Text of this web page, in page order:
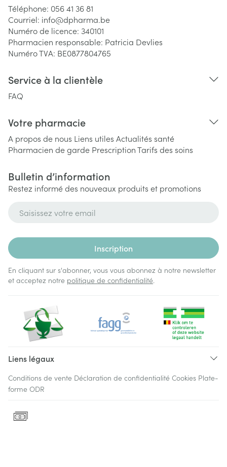
Téléphone: 056 41 36 81
Courriel: info@dpharma.be
Numéro de licence: 340101
Pharmacien responsable: Patricia Devlies
Numéro TVA: BE0877804765
Service à la clientèle
FAQ
Votre pharmacie
A propos de nous Liens utiles Actualités santé
Pharmacien de garde PrescriptionTarifs des soins
Bulletin d’information
Restez informé des nouveaux produits et promotions
Inscription
En cliquant sur s'abonner, vous vous abonnez à notre newsletter
et acceptez notre politique de confidentialité.
Liens légaux
Conditions de vente Déclaration de confidentialité Cookies Plate-
forme ODR